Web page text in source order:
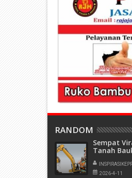
RANDOM
Sempat
Tanah
Hutan
Kabil
2026-4-11